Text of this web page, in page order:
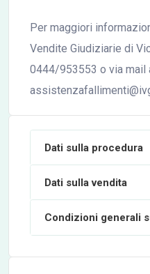
Per maggiori
Vendite Giudiziarie di
0444/953553 o via mail
Dati sulla procedura
Dati sulla vendita
Condizioni generali